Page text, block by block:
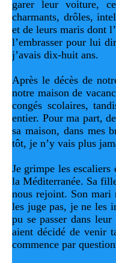
garer leur voiture,
charmants, drôles,
et de leurs maris dont
l’embrasser pour lui
j’avais dix-huit ans.
Après le décès de
notre maison de
congés scolaires,
entier. Pour ma part,
sa maison, dans mes
tôt, je n’y vais plus
Je grimpe les
la Méditerranée. Sa
nous rejoint. Son mari
les juge pas, je ne les
pu se passer dans
aient décidé de venir
commence par